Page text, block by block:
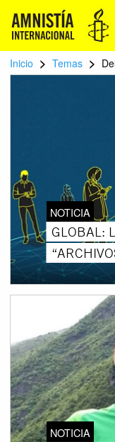
Inicio > Temas >
NOTICIA
GLOBAL:
NOTICIA